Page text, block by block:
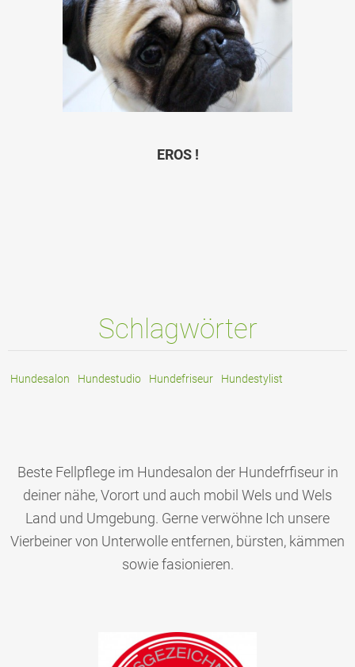
EROS !
Schlagwörter
Hundesalon Hundestudio Hundefriseur Hundestylist
Beste Fellpflege im Hundesalon der Hundefrfiseur in
deiner nähe, Vorort und auch mobil Wels und Wels
Land und Umgebung. Gerne verwöhne Ich unsere
Vierbeiner von Unterwolle entfernen, bürsten, kämmen
sowie fasionieren.